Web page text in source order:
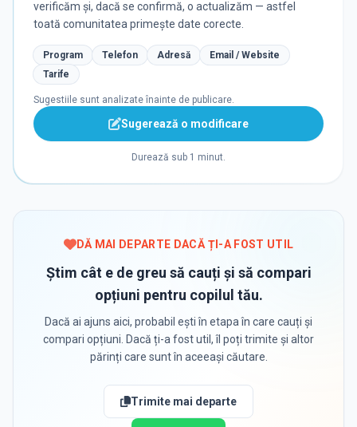
verificăm și, dacă se confirmă, o actualizăm — astfel
toată comunitatea primește date corecte.
Program Telefon Adresă
Email / Website
Tarife
Sugestiile sunt analizate înainte de publicare.
Sugerează o modificare
Durează sub 1 minut.
DĂ MAI DEPARTE DACĂ ȚI-A FOST UTIL
Știm cât e de greu să cauți și să compari
opțiuni pentru copilul tău.
Dacă ai ajuns aici, probabil ești în etapa în care cauți și
compari opțiuni. Dacă ți-a fost util, îl poți trimite și altor
părinți care sunt în aceeași căutare.
Trimite mai departe